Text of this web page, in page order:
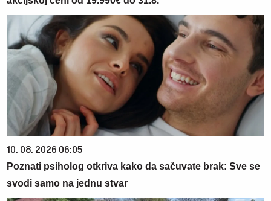
10. 08. 2026 06:05
Poznati psiholog otkriva kako da sačuvate brak: Sve se
svodi samo na jednu stvar